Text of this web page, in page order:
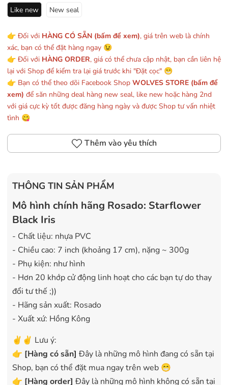
Like new New seal
👉 Đối với HÀNG CÓ SẴN (bấm để xem), giá trên web là chính
xác, bạn có thể đặt hàng ngay 😉
👉 Đối với HÀNG ORDER, giá có thể chưa cập nhật, bạn cần liên hệ
lại với Shop để kiểm tra lại giá trước khi "Đặt cọc" 😁
👉 Bạn có thể theo dõi Facebook Shop WOLVES STORE (bấm để
xem) để săn những deal hàng new seal, like new hoặc hàng 2nd
với giá cực kỳ tốt được đăng hàng ngày và được Shop tư vấn nhiệt
tình 😋
Thêm vào yêu thích
THÔNG TIN SẢN PHẨM
Mô hình chính hãng Rosado: Starflower
Black Iris
- Chất liệu: nhựa PVC
- Chiều cao: 7 inch (khoảng 17 cm), nặng ~ 300g
- Phụ kiện: như hình
- Hơn 20 khớp cử động linh hoạt cho các bạn tự do thay
đổi tư thế ;))
- Hãng sản xuất: Rosado
- Xuất xứ: Hồng Kông
✌️✌️ Lưu ý:
👉 [Hàng có sẵn] Đây là những mô hình đang có sẵn tại
Shop, bạn có thể đặt mua ngay trên web 😁
👉 [Hàng order] Đây là những mô hình không có sẵn tại